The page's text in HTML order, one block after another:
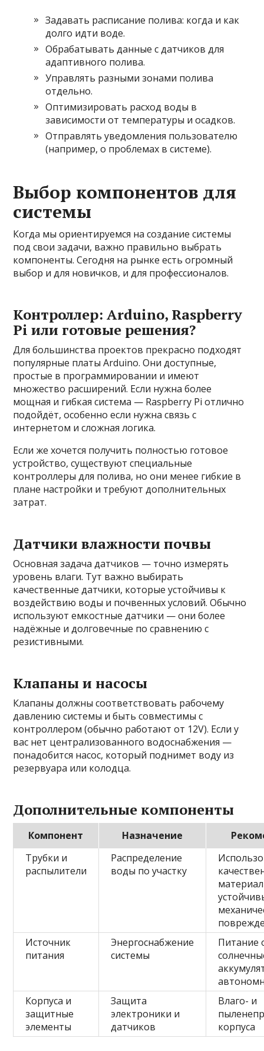
Задавать расписание полива: когда и как
долго идти воде.
Обрабатывать данные с датчиков для
адаптивного полива.
Управлять разными зонами полива
отдельно.
Оптимизировать расход воды в
зависимости от температуры и осадков.
Отправлять уведомления пользователю
(например, о проблемах в системе).
Выбор компонентов для
системы
Когда мы ориентируемся на создание системы
под свои задачи, важно правильно выбрать
компоненты. Сегодня на рынке есть огромный
выбор и для новичков, и для профессионалов.
Контроллер: Arduino, Raspberry
Pi или готовые решения?
Для большинства проектов прекрасно подходят
популярные платы Arduino. Они доступные,
простые в программировании и имеют
множество расширений. Если нужна более
мощная и гибкая система — Raspberry Pi отлично
подойдёт, особенно если нужна связь с
интернетом и сложная логика.
Если же хочется получить полностью готовое
устройство, существуют специальные
контроллеры для полива, но они менее гибкие в
плане настройки и требуют дополнительных
затрат.
Датчики влажности почвы
Основная задача датчиков — точно измерять
уровень влаги. Тут важно выбирать
качественные датчики, которые устойчивы к
воздействию воды и почвенных условий. Обычно
используют емкостные датчики — они более
надёжные и долговечные по сравнению с
резистивными.
Клапаны и насосы
Клапаны должны соответствовать рабочему
давлению системы и быть совместимы с
контроллером (обычно работают от 12V). Если у
вас нет централизованного водоснабжения —
понадобится насос, который поднимет воду из
резервуара или колодца.
Дополнительные компоненты
Компонент Назначение
Трубки и
распылители
Распределение
воды по участку
Источник
питания
Энергоснабжение
системы
Питание
Корпуса и
защитные
элементы
Защита
электроники и
датчиков
Влаго- и
корпуса